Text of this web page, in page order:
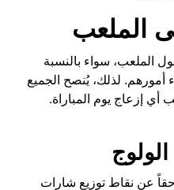
الملعب
الملعب، سواء بالنسبة
أمورهم. لذلك، يُنصح الجميع
أي إزعاج يوم المباراة.
عن نقاط توزيع شارات